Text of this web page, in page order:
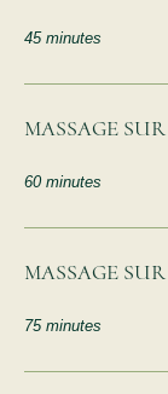
45 minutes
MASSAGE
60 minutes
MASSAGE
75 minutes